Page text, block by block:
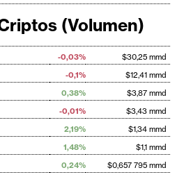
(Volumen)
-0,03%
$30,25 mmd
-0,1%
$12,41 mmd
0,38%
$3,87 mmd
-0,01%
$3,43 mmd
2,19%
$1,34 mmd
1,48%
$1,1 mmd
0,24%
$0,657 795 mmd